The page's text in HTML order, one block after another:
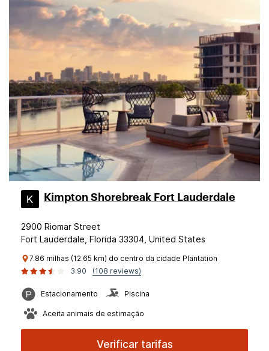
Kimpton Shorebreak Fort Lauderdale
2900 Riomar Street
Fort Lauderdale, Florida 33304, United States
7.86 milhas (12.65 km) do centro da cidade Plantation
3.90
(108 reviews)
Estacionamento Piscina
Aceita animais de estimação
Verificar tarifas